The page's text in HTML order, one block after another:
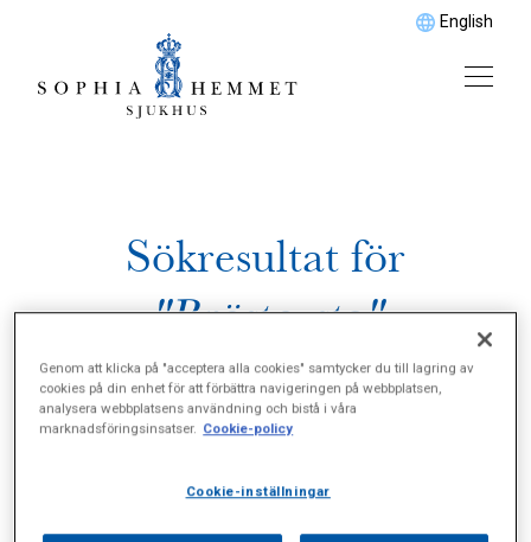
English
Sökresultat för
"Bröstcysta"
Genom att klicka på "acceptera alla cookies" samtycker du till lagring av
cookies på din enhet för att förbättra navigeringen på webbplatsen,
analysera webbplatsens användning och bistå i våra
marknadsföringsinsatser. Cookie-policy
Cookie-inställningar